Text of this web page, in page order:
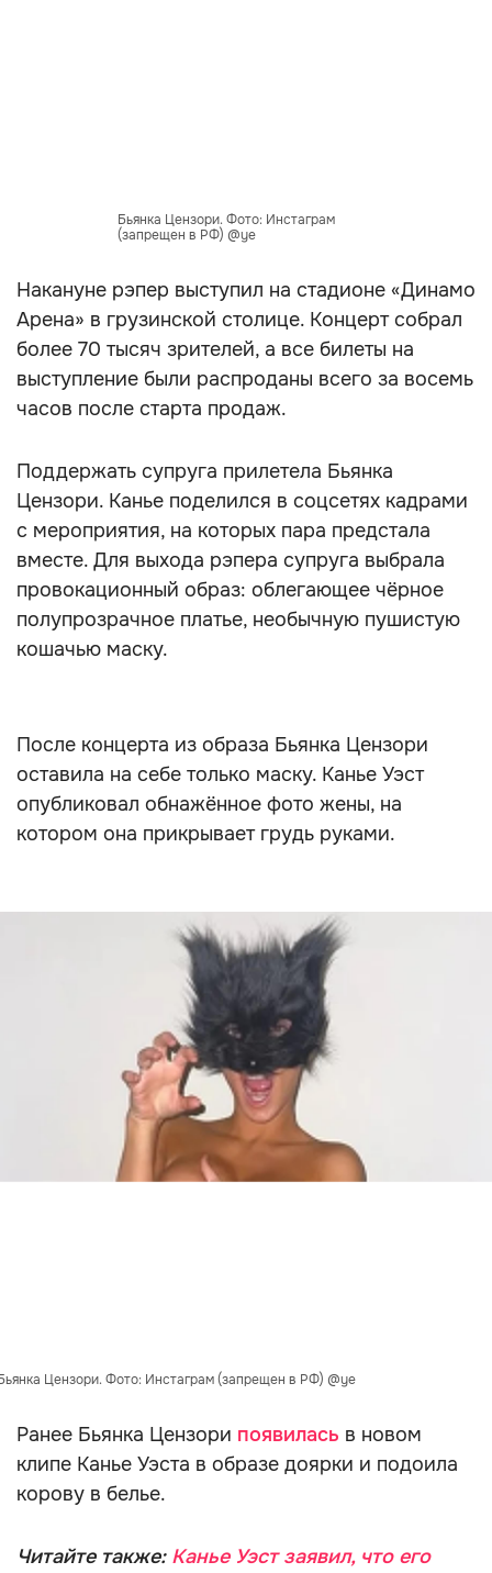
Бьянка Цензори. Фото: Инстаграм
(запрещен в РФ) @ye
Накануне рэпер выступил на стадионе «Динамо
Арена» в грузинской столице. Концерт собрал
более 70 тысяч зрителей, а все билеты на
выступление были распроданы всего за восемь
часов после старта продаж.
Поддержать супруга прилетела Бьянка
Цензори. Канье поделился в соцсетях кадрами
с мероприятия, на которых пара предстала
вместе. Для выхода рэпера супруга выбрала
провокационный образ: облегающее чёрное
полупрозрачное платье, необычную пушистую
кошачью маску.
После концерта из образа Бьянка Цензори
оставила на себе только маску. Канье Уэст
опубликовал обнажённое фото жены, на
котором она прикрывает грудь руками.
Цензори. Фото: Инстаграм (запрещен в РФ) @ye
Ранее Бьянка Цензори появилась в новом
клипе Канье Уэста в образе доярки и подоила
корову в белье.
Читайте также: Канье Уэст заявил, что его